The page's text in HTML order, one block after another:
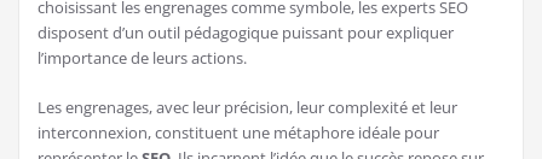
choisissant les engrenages comme symbole, les experts SEO
disposent d’un outil pédagogique puissant pour expliquer
l’importance de leurs actions.
Les engrenages, avec leur précision, leur complexité et leur
interconnexion, constituent une métaphore idéale pour